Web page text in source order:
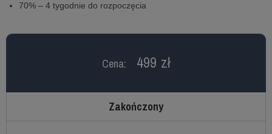
70% – 4 tygodnie do rozpoczęcia
Cena: 499 zł
Zakończony